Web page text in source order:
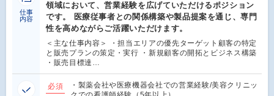
仕事
内容
領域において、営業経験を広げていただけるポジション
です。 医療従事者との関係構築や製品提案を通じ、専門
性を高めながらご活躍いただけます。
＜主な仕事内容＞ ・担当エリアの優先ターゲット顧客の特定
と販売プランの策定・実行 ・新規顧客の開拓とビジネス構築
・販売目標達…
必須
・製薬会社や医療機器会社での営業経験/美容クリニッ